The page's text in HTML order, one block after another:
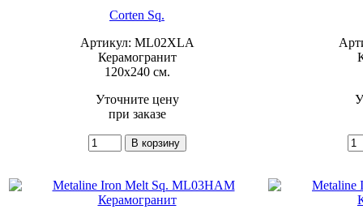
Corten Sq.
Артикул: ML02XLA
Керамогранит
120x240 см.
Уточните цену
при заказе